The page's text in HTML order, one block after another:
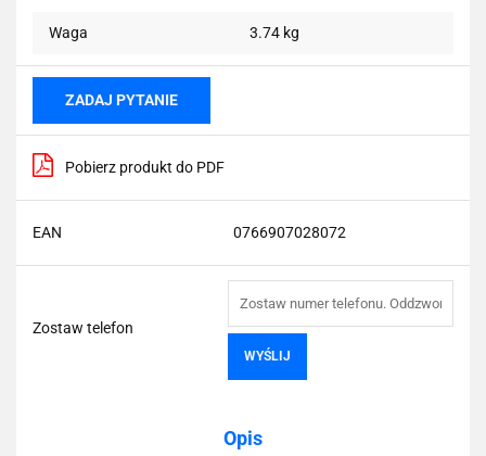
Waga 3.74 kg
ZADAJ PYTANIE
Pobierz produkt do PDF
EAN 0766907028072
Zostaw telefon
WYŚLIJ
Opis